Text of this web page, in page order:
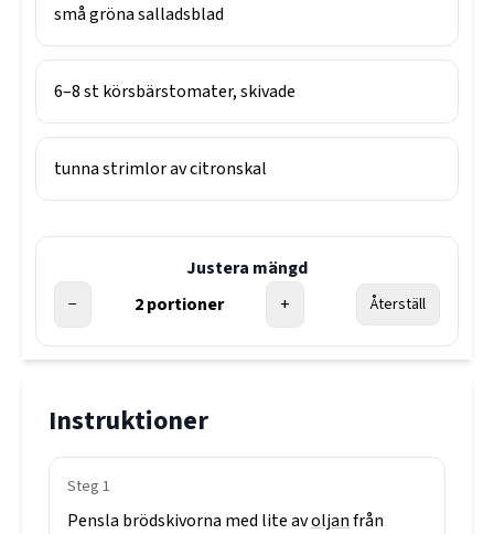
små gröna salladsblad
6–8stkörsbärstomater, skivade
tunna strimlor av citronskal
Justera mängd
−
2portioner + Återställ
Instruktioner
Steg 1
Pensla brödskivorna med liteavoljanfrån